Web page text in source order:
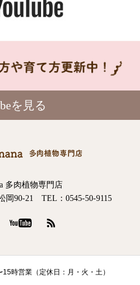
を見る
多肉植物専門店
岡90-21 TEL：0545-50-9115
時営業（定休日：月・火・土）